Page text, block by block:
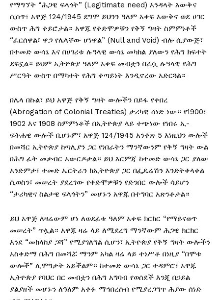
የማግኘት “ሕጋዊ ፍላጎት” (Legitimate need) እንዳላት እውቅና
ሲሰጥ፣ አዋጅ 124/1945 ደግሞ ይህንን ዓለም አቀፍ እውቅና ወደ ሀገር
ውስጥ ሕግ ቀይሮታል። አዋጁ የቀድሞዎቹን የቅኝ ግዛት ስምምነቶች
“ፈርሰዋል፣ ዋጋ የሌላቸው ሆነዋል” (Null and Void) ብሎ ሲያውጅ፣
በተመድ ውሳኔ እና በሀገሪቱ ሉዓላዊ ውሳኔ መካከል ያለውን የሕግ ክፍተት
ደፍኗል። ይህም ኢትዮጵያ ዓለም አቀፍ መብቷን በራሷ ሉዓላዊ የሕግ
ሥርዓት ውስጥ በማካተት የሕግ ቀጣይነት እንዲኖረው አድርጓል።
በሌላ በኩል፣ ይህ አዋጅ የቅኝ ግዛት ውሎችን በይፋ የቀበረ
(Abrogation of Colonial Treaties) ታሪካዊ ሰነድ ነው። የ1900፣
1902 እና 1908 ስምምነቶች በኢትዮጵያ ላይ ተጭነው የነበሩ ኢ-
ፍትሐዊ ውሎች ቢሆኑም፣ አዋጅ 124/1945 አንቀጽ 5 እነዚህን ውሎች
በመሻር ኢትዮጵያ ከጣሊያን ጋር የነበራትን ማንኛውንም የቅኝ ግዛት ውል
በሕግ ፊት መቃብር አውርዶታል። ይህ እርምጃ ከተመድ ውሳኔ ጋር ያለው
አንድምታ፣ ተመድ ኤርትራን ከኢትዮጵያ ጋር በፌዴሬሽን እንድትቀላቀል
ሲወስን፣ መሠረት ያደረገው የቀድሞዎቹን የድንበር ውሎች ሳይሆን
“ታሪካዊና ስልታዊ ፍላጎትን” መሆኑን አዋጁ በተግባር አጽንቶታል።
ይህ አዋጅ ለዛሬውም ሆነ ለወደፊቱ ዓለም አቀፍ ክርክር “የማይናወጥ
መሠረት” ጥሏል። አዋጁ ዛሬ ላይ ለሚደረግ ማንኛውም ሕጋዊ ክርክር
እንደ “መከላከያ ጋሻ” የሚያገለግል ሲሆን፣ ኢትዮጵያ የቅኝ ግዛት ውሎችን
አስቀድማ በሕግ በመሻሯ ማንም አካል ዛሬ ላይ ተነሥቶ በነዚያ “በሞቱ
ውሎች” ሊሞግታት አይችልም። ከተመድ ውሳኔ ጋር ተዳምሮ፣ አዋጁ
ኢትዮጵያ የባህር በር መብቷን በሕግ አግባብ የወሰደች እንጂ በኃይል
ያልያዘች መሆኑን ለዓለም አቀፉ ማኅበረሰብ የሚያረጋግጥ ሕያው ሰነድ